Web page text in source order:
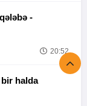
Tofiq Musayevdən UFC-də ikinci qələbə -
20:52
halda